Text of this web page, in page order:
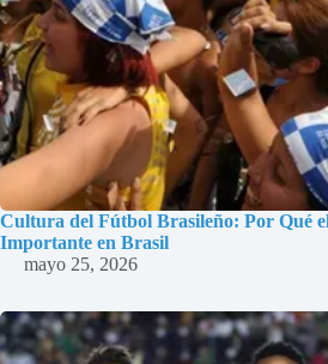
Cultura del Fútbol Brasileño: Por Qué
Importante en Brasil
mayo 25, 2026